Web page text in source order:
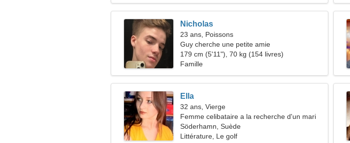
Nicholas
23 ans, Poissons
Guy cherche une petite amie
179 cm (5'11"), 70 kg (154 livres)
Famille
Ella
32 ans, Vierge
Femme celibataire a la recherche d'un mari
36-42
Söderhamn, Suède
Littérature, Le golf